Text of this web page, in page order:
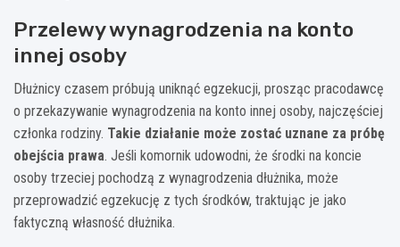
Przelewy wynagrodzenia na konto
innej osoby
Dłużnicy czasem próbują uniknąć egzekucji, prosząc pracodawcę
o przekazywanie wynagrodzenia na konto innej osoby, najczęściej
członka rodziny. Takie działanie może zostać uznane za próbę
obejścia prawa. Jeśli komornik udowodni, że środki na koncie
osoby trzeciej pochodzą z wynagrodzenia dłużnika, może
przeprowadzić egzekucję z tych środków, traktując je jako
faktyczną własność dłużnika.